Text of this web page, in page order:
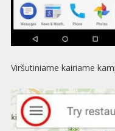
Viršutiniame kairiame